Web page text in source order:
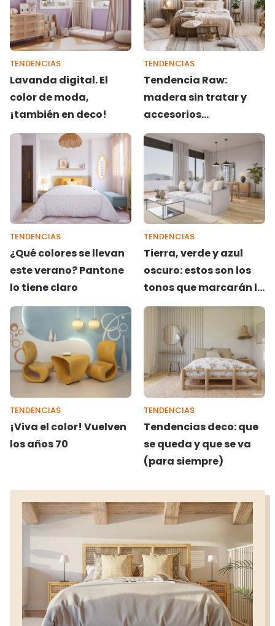
TENDENCIAS
Lavanda digital. El
color de moda,
¡también en deco!
TENDENCIAS
Tendencia Raw:
madera sin tratar y
accesorios
artesanales
TENDENCIAS
¿Qué colores se llevan
este verano? Pantone
lo tiene claro
TENDENCIAS
Tierra, verde y azul
oscuro: estos son los
tonos que marcarán la
decoración de salones
este 2025
TENDENCIAS
¡Viva el color! Vuelven
los años 70
TENDENCIAS
Tendencias deco: que
se queda y que se va
(para siempre)